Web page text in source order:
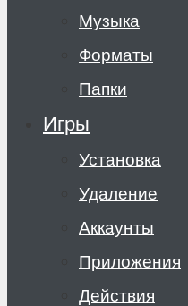
Музыка
Форматы
Папки
Игры
Установка
Удаление
Аккаунты
Приложения
Действия